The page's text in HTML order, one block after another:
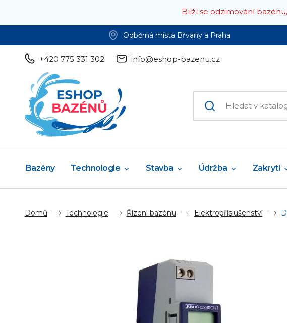
Blíží se odzimování
Odběrná místa Břvany a Praha
+420 775 331 302 info@eshop-bazenu.cz
Bazény Technologie Stavba Údržba Zakrytí
Domů Technologie Řízení bazénu Elektropříslušenství